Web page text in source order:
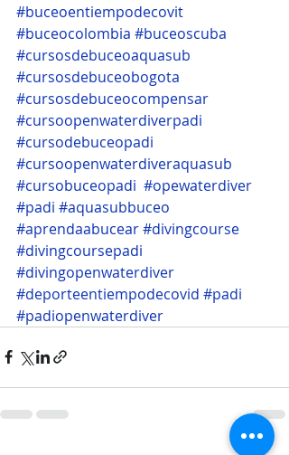
#buceoentiempodecovit
#buceocolombia #buceoscuba
#cursosdebuceoaquasub
#cursosdebuceobogota
#cursosdebuceocompensar
#cursoopenwaterdiverpadi
#cursodebuceopadi
#cursoopenwaterdiveraquasub
#cursobuceopadi #opewaterdiver
#padi #aquasubbuceo
#aprendaabucear#divingcourse
#divingcoursepadi
#divingopenwaterdiver
#deporteentiempodecovid #padi
#padiopenwaterdiver